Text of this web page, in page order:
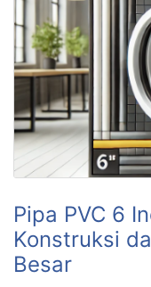
Pipa PVC 6
Konstruksi
Besar